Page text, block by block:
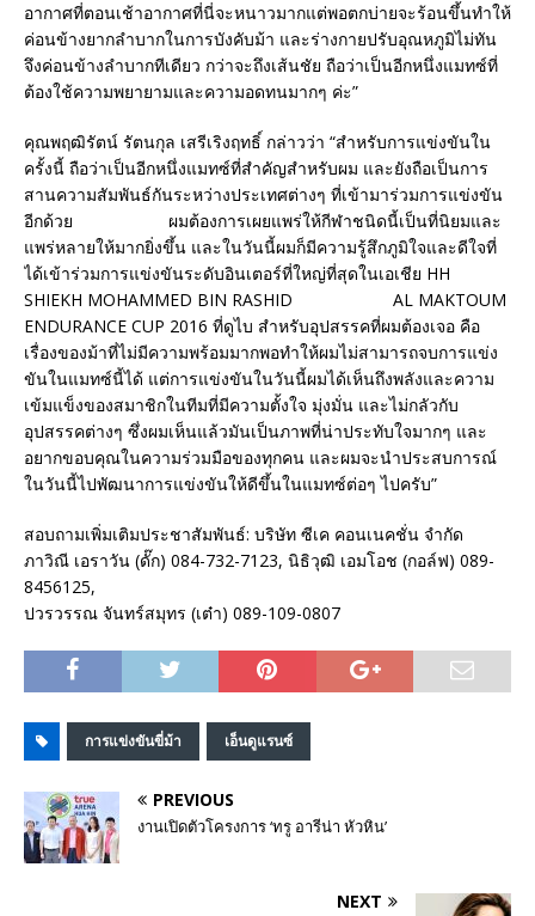
อากาศที่ตอนเช้าอากาศที่นี่จะหนาวมากแต่พอตกบ่ายจะร้อนขึ้นทำให้
ค่อนข้างยากลำบากในการบังคับม้า และร่างกายปรับอุณหภูมิไม่ทัน
จึงค่อนข้างลำบากทีเดียว กว่าจะถึงเส้นชัย ถือว่าเป็นอีกหนึ่งแมทซ์ที่
ต้องใช้ความพยายามและความอดทนมากๆ ค่ะ”
คุณพฤฒิรัตน์ รัตนกุล เสรีเริงฤทธิ์ กล่าวว่า “สำหรับการแข่งขันใน
ครั้งนี้ ถือว่าเป็นอีกหนึ่งแมทซ์ที่สำคัญสำหรับผม และยังถือเป็นการ
สานความสัมพันธ์กันระหว่างประเทศต่างๆ ที่เข้ามาร่วมการแข่งขัน
อีกด้วย ผมต้องการเผยแพร่ให้กีฬาชนิดนี้เป็นที่นิยมและ
แพร่หลายให้มากยิ่งขึ้น และในวันนี้ผมก็มีความรู้สึกภูมิใจและดีใจที่
ได้เข้าร่วมการแข่งขันระดับอินเตอร์ที่ใหญ่ที่สุดในเอเชีย HH
SHIEKH MOHAMMED BIN RASHID AL MAKTOUM
ENDURANCE CUP 2016 ที่ดูไบ สำหรับอุปสรรคที่ผมต้องเจอ คือ
เรื่องของม้าที่ไม่มีความพร้อมมากพอทำให้ผมไม่สามารถจบการแข่ง
ขันในแมทซ์นี้ได้ แต่การแข่งขันในวันนี้ผมได้เห็นถึงพลังและความ
เข้มแข็งของสมาชิกในทีมที่มีความตั้งใจ มุ่งมั่น และไม่กลัวกับ
อุปสรรคต่างๆ ซึ่งผมเห็นแล้วมันเป็นภาพที่น่าประทับใจมากๆ และ
อยากขอบคุณในความร่วมมือของทุกคน และผมจะนำประสบการณ์
ในวันนี้ไปพัฒนาการแข่งขันให้ดีขึ้นในแมทซ์ต่อๆ ไปครับ”
สอบถามเพิ่มเติมประชาสัมพันธ์: บริษัท ซีเค คอนเนคชั่น จำกัด
ภาวิณี เอราวัน (ดั๊ก) 084-732-7123, นิธิวุฒิ เอมโอช (กอล์ฟ) 089-
8456125,
ปวรวรรณ จันทร์สมุทร (เต๋า) 089-109-0807
การแข่งขันขี่ม้า เอ็นดูแรนซ์
PREVIOUS
งานเปิดตัวโครงการ ‘ทรู อารีน่า หัวหิน’
NEXT